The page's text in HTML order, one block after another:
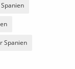
Spanien